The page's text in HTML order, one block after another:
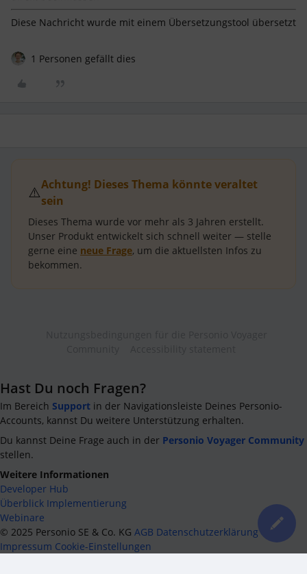
Diese Nachricht wurde mit einem Übersetzungstool übersetzt
1 Personen gefällt dies
⚠️Achtung! Dieses Thema könnte veraltet
sein
Dieses Thema wurde vor mehr als 3 Jahren erstellt.
Unser Produkt entwickelt sich schnell weiter — stelle
gerne eine neue Frage, um die aktuellsten Infos zu
bekommen.
Hast Du noch Fragen?
Im Bereich Support in der Navigationsleiste Deines Personio-
Accounts, kannst Du weitere Unterstützung erhalten.
Du kannst Deine Frage auch in der Personio Voyager Community
stellen.
Weitere Informationen
Developer Hub
Überblick Implementierung
Webinare
© 2025 Personio SE & Co. KG AGB Datenschutzerklärung
Impressum Cookie-Einstellungen